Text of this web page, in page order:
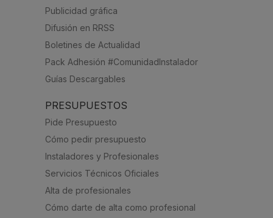
Publicidad gráfica
Difusión en RRSS
Boletines de Actualidad
Pack Adhesión #ComunidadInstalador
Guías Descargables
PRESUPUESTOS
Pide Presupuesto
Cómo pedir presupuesto
Instaladores y Profesionales
Servicios Técnicos Oficiales
Alta de profesionales
Cómo darte de alta como profesional